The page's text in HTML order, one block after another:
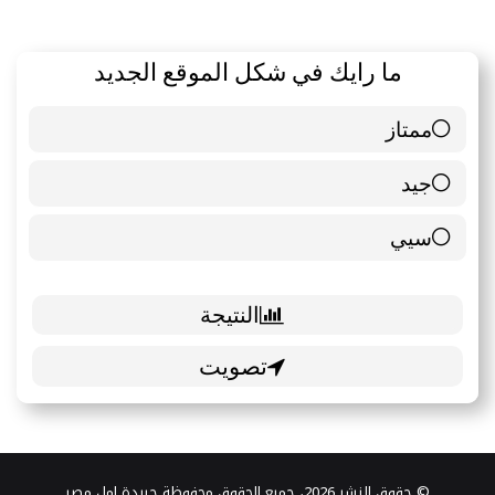
ما رايك في شكل الموقع الجديد
ممتاز
6 ( 85.71 % )
جيد
0 ( 0 % )
سيي
1 ( 14.29 % )